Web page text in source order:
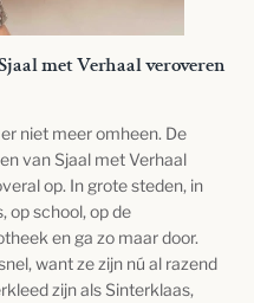
met Verhaal veroveren
niet meer omheen. De
van Sjaal met Verhaal
op. In grote steden, in
op school, op de
en ga zo maar door.
want ze zijn nú al razend
zijn als Sinterklaas,